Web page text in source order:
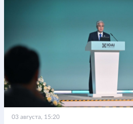
03 августа, 15:20